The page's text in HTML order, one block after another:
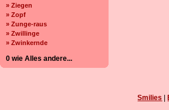
» Ziegen
» Zopf
» Zunge-raus
» Zwillinge
» Zwinkernde
0 wie Alles andere...
Smilies